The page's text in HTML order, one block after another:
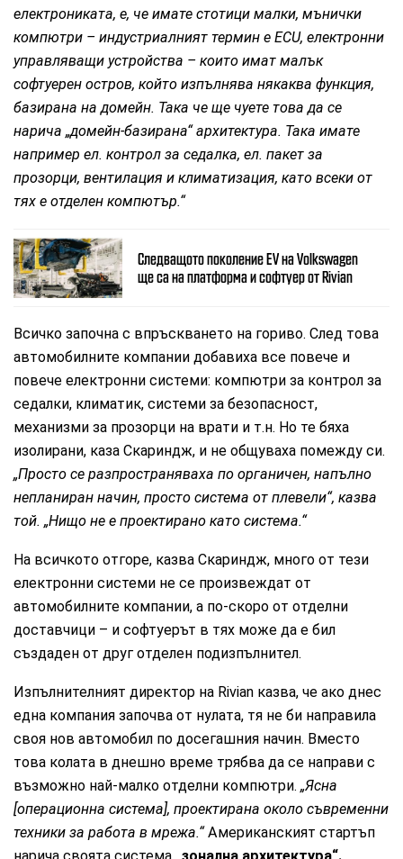
електрониката, е, че имате стотици малки, мънички
компютри – индустриалният термин е ECU, електронни
управляващи устройства – които имат малък
софтуерен остров, който изпълнява някаква функция,
базирана на домейн. Така че ще чуете това да се
нарича „домейн-базирана“ архитектура. Така имате
например ел. контрол за седалка, ел. пакет за
прозорци, вентилация и климатизация, като всеки от
тях е отделен компютър.“
Следващото поколение EV на Volkswagen
ще са на платформа и софтуер от Rivian
Всичко започна с впръскването на гориво. След това
автомобилните компании добавиха все повече и
повече електронни системи: компютри за контрол за
седалки, климатик, системи за безопасност,
механизми за прозорци на врати и т.н. Но те бяха
изолирани, каза Скариндж, и не общуваха помежду си.
„Просто се разпространяваха по органичен, напълно
непланиран начин, просто система от плевели“, казва
той. „Нищо не е проектирано като система.“
На всичкото отгоре, казва Скариндж, много от тези
електронни системи не се произвеждат от
автомобилните компании, а по-скоро от отделни
доставчици – и софтуерът в тях може да е бил
създаден от друг отделен подизпълнител.
Изпълнителният директор на Rivian казва, че ако днес
една компания започва от нулата, тя не би направила
своя нов автомобил по досегашния начин. Вместо
това колата в днешно време трябва да се направи с
възможно най-малко отделни компютри.„Ясна
[операционна система], проектирана около съвременни
техники за работа в мрежа.“Американският стартъп